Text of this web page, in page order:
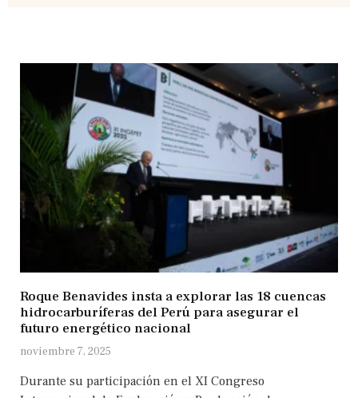
Roque Benavides insta a explorar las 18 cuencas
hidrocarburíferas del Perú para asegurar el
futuro energético nacional
noviembre 7, 2025
Durante su participación en el XI Congreso